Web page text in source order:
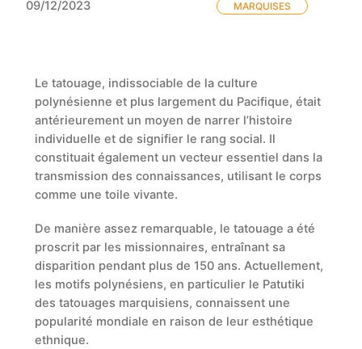
09/12/2023
MARQUISES
Le tatouage, indissociable de la culture
polynésienne et plus largement du Pacifique, était
antérieurement un moyen de narrer l’histoire
individuelle et de signifier le rang social. Il
constituait également un vecteur essentiel dans la
transmission des connaissances, utilisant le corps
comme une toile vivante.
De manière assez remarquable, le tatouage a été
proscrit par les missionnaires, entraînant sa
disparition pendant plus de 150 ans. Actuellement,
les motifs polynésiens, en particulier le Patutiki
des tatouages marquisiens, connaissent une
popularité mondiale en raison de leur esthétique
ethnique.